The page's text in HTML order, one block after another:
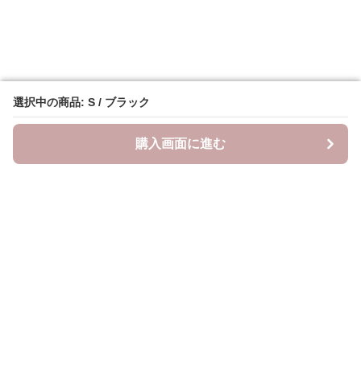
選択中の商品: S / ブラック
購入画面に進む
選択中の商品: S / ブラック
購入画面に進む